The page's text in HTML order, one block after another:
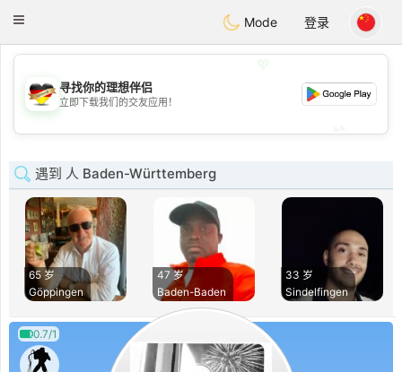
Dating
Toggle
Mode 登录
💖
💕
寻找你的理想伴侣
立即下载我们的交友应用！
遇到 人 Baden-Württemberg
65 岁
Göppingen
47 岁
Baden-Baden
33 岁
Sindelfingen
0.7/1